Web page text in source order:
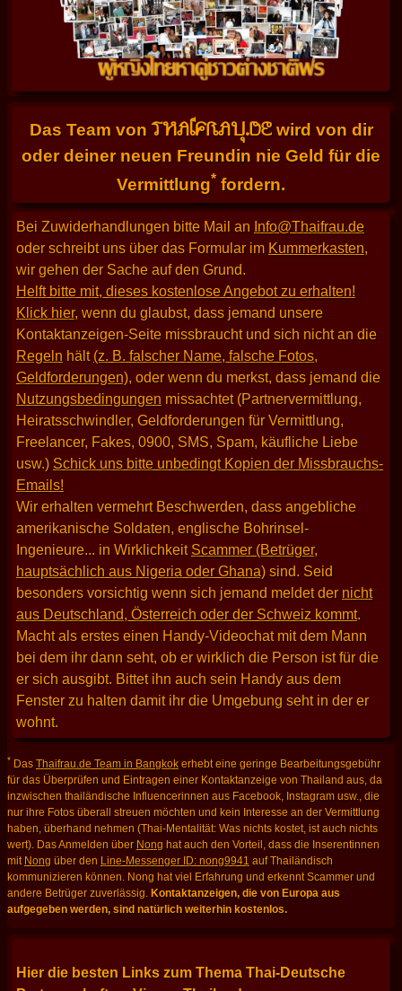
Das Team vonTHAIFRAU.DEwird von dir
oder deiner neuen Freundin nie Geld für die
Vermittlung* fordern.
Bei Zuwiderhandlungen bitte Mail an Info@Thaifrau.de
oder schreibt uns über das Formular im Kummerkasten,
wir gehen der Sache auf den Grund.
Helft bitte mit, dieses kostenlose Angebot zu erhalten!
Klick hier, wenn du glaubst, dass jemand unsere
Kontaktanzeigen-Seite missbraucht und sich nicht an die
Regeln hält (z. B. falscher Name, falsche Fotos,
Geldforderungen), oder wenn du merkst, dass jemand die
Nutzungsbedingungen missachtet (Partnervermittlung,
Heiratsschwindler, Geldforderungen für Vermittlung,
Freelancer, Fakes, 0900, SMS, Spam, käufliche Liebe
usw.) Schick uns bitte unbedingt Kopien der Missbrauchs-
Emails!
Wir erhalten vermehrt Beschwerden, dass angebliche
amerikanische Soldaten, englische Bohrinsel-
Ingenieure... in Wirklichkeit Scammer (Betrüger,
hauptsächlich aus Nigeria oder Ghana)sind. Seid
besonders vorsichtig wenn sich jemand meldet der nicht
aus Deutschland, Österreich oder der Schweiz kommt.
Macht als erstes einen Handy-Videochat mit dem Mann
bei dem ihr dann seht, ob er wirklich die Person ist für die
er sich ausgibt. Bittet ihn auch sein Handy aus dem
Fenster zu halten damit ihr die Umgebung seht in der er
wohnt.
* Das Thaifrau.de Team in Bangkok erhebt eine geringe Bearbeitungsgebühr
für das Überprüfen und Eintragen einer Kontaktanzeige von Thailand aus, da
inzwischen thailändische Influencerinnen aus Facebook, Instagram usw., die
nur ihre Fotos überall streuen möchten und kein Interesse an der Vermittlung
haben, überhand nehmen (Thai-Mentalität: Was nichts kostet, ist auch nichts
wert). Das Anmelden über Nong hat auch den Vorteil, dass die Inserentinnen
mit Nong über den Line-Messenger ID: nong9941 auf Thailändisch
kommunizieren können. Nong hat viel Erfahrung und erkennt Scammer und
andere Betrüger zuverlässig. Kontaktanzeigen, die von Europa aus
aufgegeben werden, sind natürlich weiterhin kostenlos.
Hier die besten Links zum Thema Thai-Deutsche